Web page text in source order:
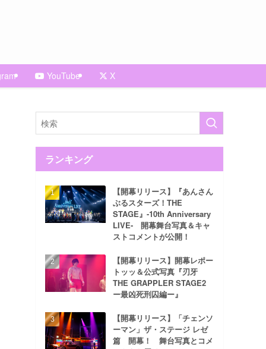
YouTube X
ランキング
【開幕リリース】『あんさん
ぶるスターズ！THE
STAGE』-10th Anniversary
LIVE- 開幕舞台写真＆キャ
ストコメントが公開！
【開幕リリース】開幕レポー
トッッ＆公式写真『刃牙
THE GRAPPLER STAGE2
ー最凶死刑囚編ー』
【開幕リリース】「チェンソ
ーマン」ザ・ステージ レゼ
篇 開幕！ 舞台写真とコメ